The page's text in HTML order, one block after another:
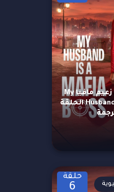
مسلسل زوجي زعيم مافيا My
Husband is a Mafia Boss الحلقة
حلقة
6